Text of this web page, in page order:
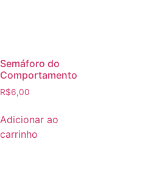
Semáforo do
Comportamento
R$6,00
Adicionar ao
carrinho